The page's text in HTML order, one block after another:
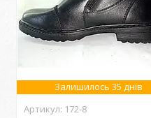
Залишилось 35 днів
172-8